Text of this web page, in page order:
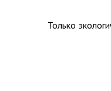
Только